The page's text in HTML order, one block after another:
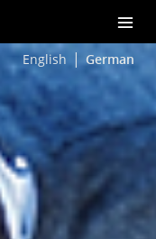
English German